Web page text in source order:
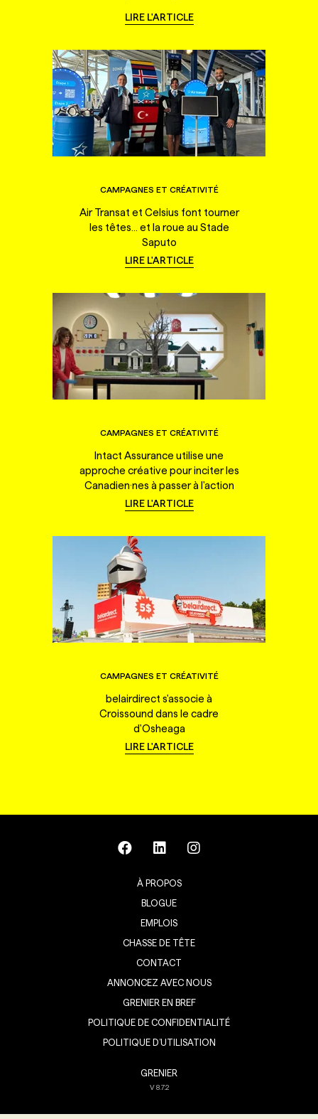
LIRE L'ARTICLE
CAMPAGNES ET CRÉATIVITÉ
Air Transat et Celsius font tourner
les têtes... et la roue au Stade
Saputo
LIRE L'ARTICLE
CAMPAGNES ET CRÉATIVITÉ
Intact Assurance utilise une
approche créative pour inciter les
Canadien·nes à passer à l'action
LIRE L'ARTICLE
CAMPAGNES ET CRÉATIVITÉ
belairdirect s'associe à
Croissound dans le cadre
d'Osheaga
LIRE L'ARTICLE
À PROPOS
BLOGUE
EMPLOIS
CHASSE DE TÊTE
CONTACT
ANNONCEZ AVEC NOUS
GRENIER EN BREF
POLITIQUE DE CONFIDENTIALITÉ
POLITIQUE D’UTILISATION
GRENIER
V8.7.2